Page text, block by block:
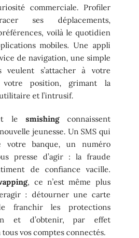
commerciale. Profiler
ses déplacements,
voilà le quotidien
mobiles. Une appli
de navigation, une simple
veulent s’attacher à votre
position, grimant la
et l’intrusif.
le smishingconnaissent
jeunesse. Un SMS qui
votre banque, un numéro
presse d’agir : la fraude
de confiance vacille.
, ce n’est même plus
: détourner une carte
franchir les protections
et d’obtenir, par effet
tous vos comptes connectés.